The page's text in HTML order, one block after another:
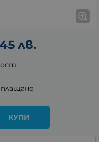
лв.
КУПИ